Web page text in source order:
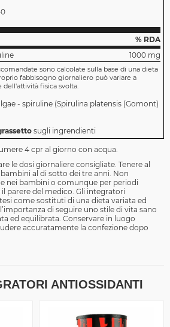
% RDA
1000 mg
sono calcolate sulla base di una dieta
fabbisogno giornaliero può variare a
dell'attività fisica svolta.
- spiruline (Spirulina platensis (Gomont)
sugli ingrendienti
4 cpr al giorno con acqua.
le dosi giornaliere consigliate. Tenere al
al di sotto dei tre anni. Non
nei bambini o comunque per periodi
parere del medico. Gli integratori
come sostituti di una dieta variata ed
di seguire uno stile di vita sano
ed equilibrata. Conservare in luogo
accuratamente la confezione dopo
ANTIOSSIDANTI